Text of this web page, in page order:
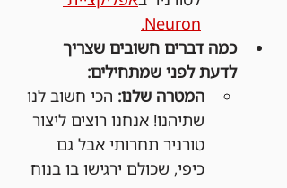
Neuron.
כמה דברים חשובים שצריך
לדעת לפני שמתחילים:
המטרה שלנו: הכי חשוב לנו
שתיהנו! אנחנו רוצים ליצור
טורניר תחרותי אבל גם
כיפי, שכולם ירגישו בו בנוח